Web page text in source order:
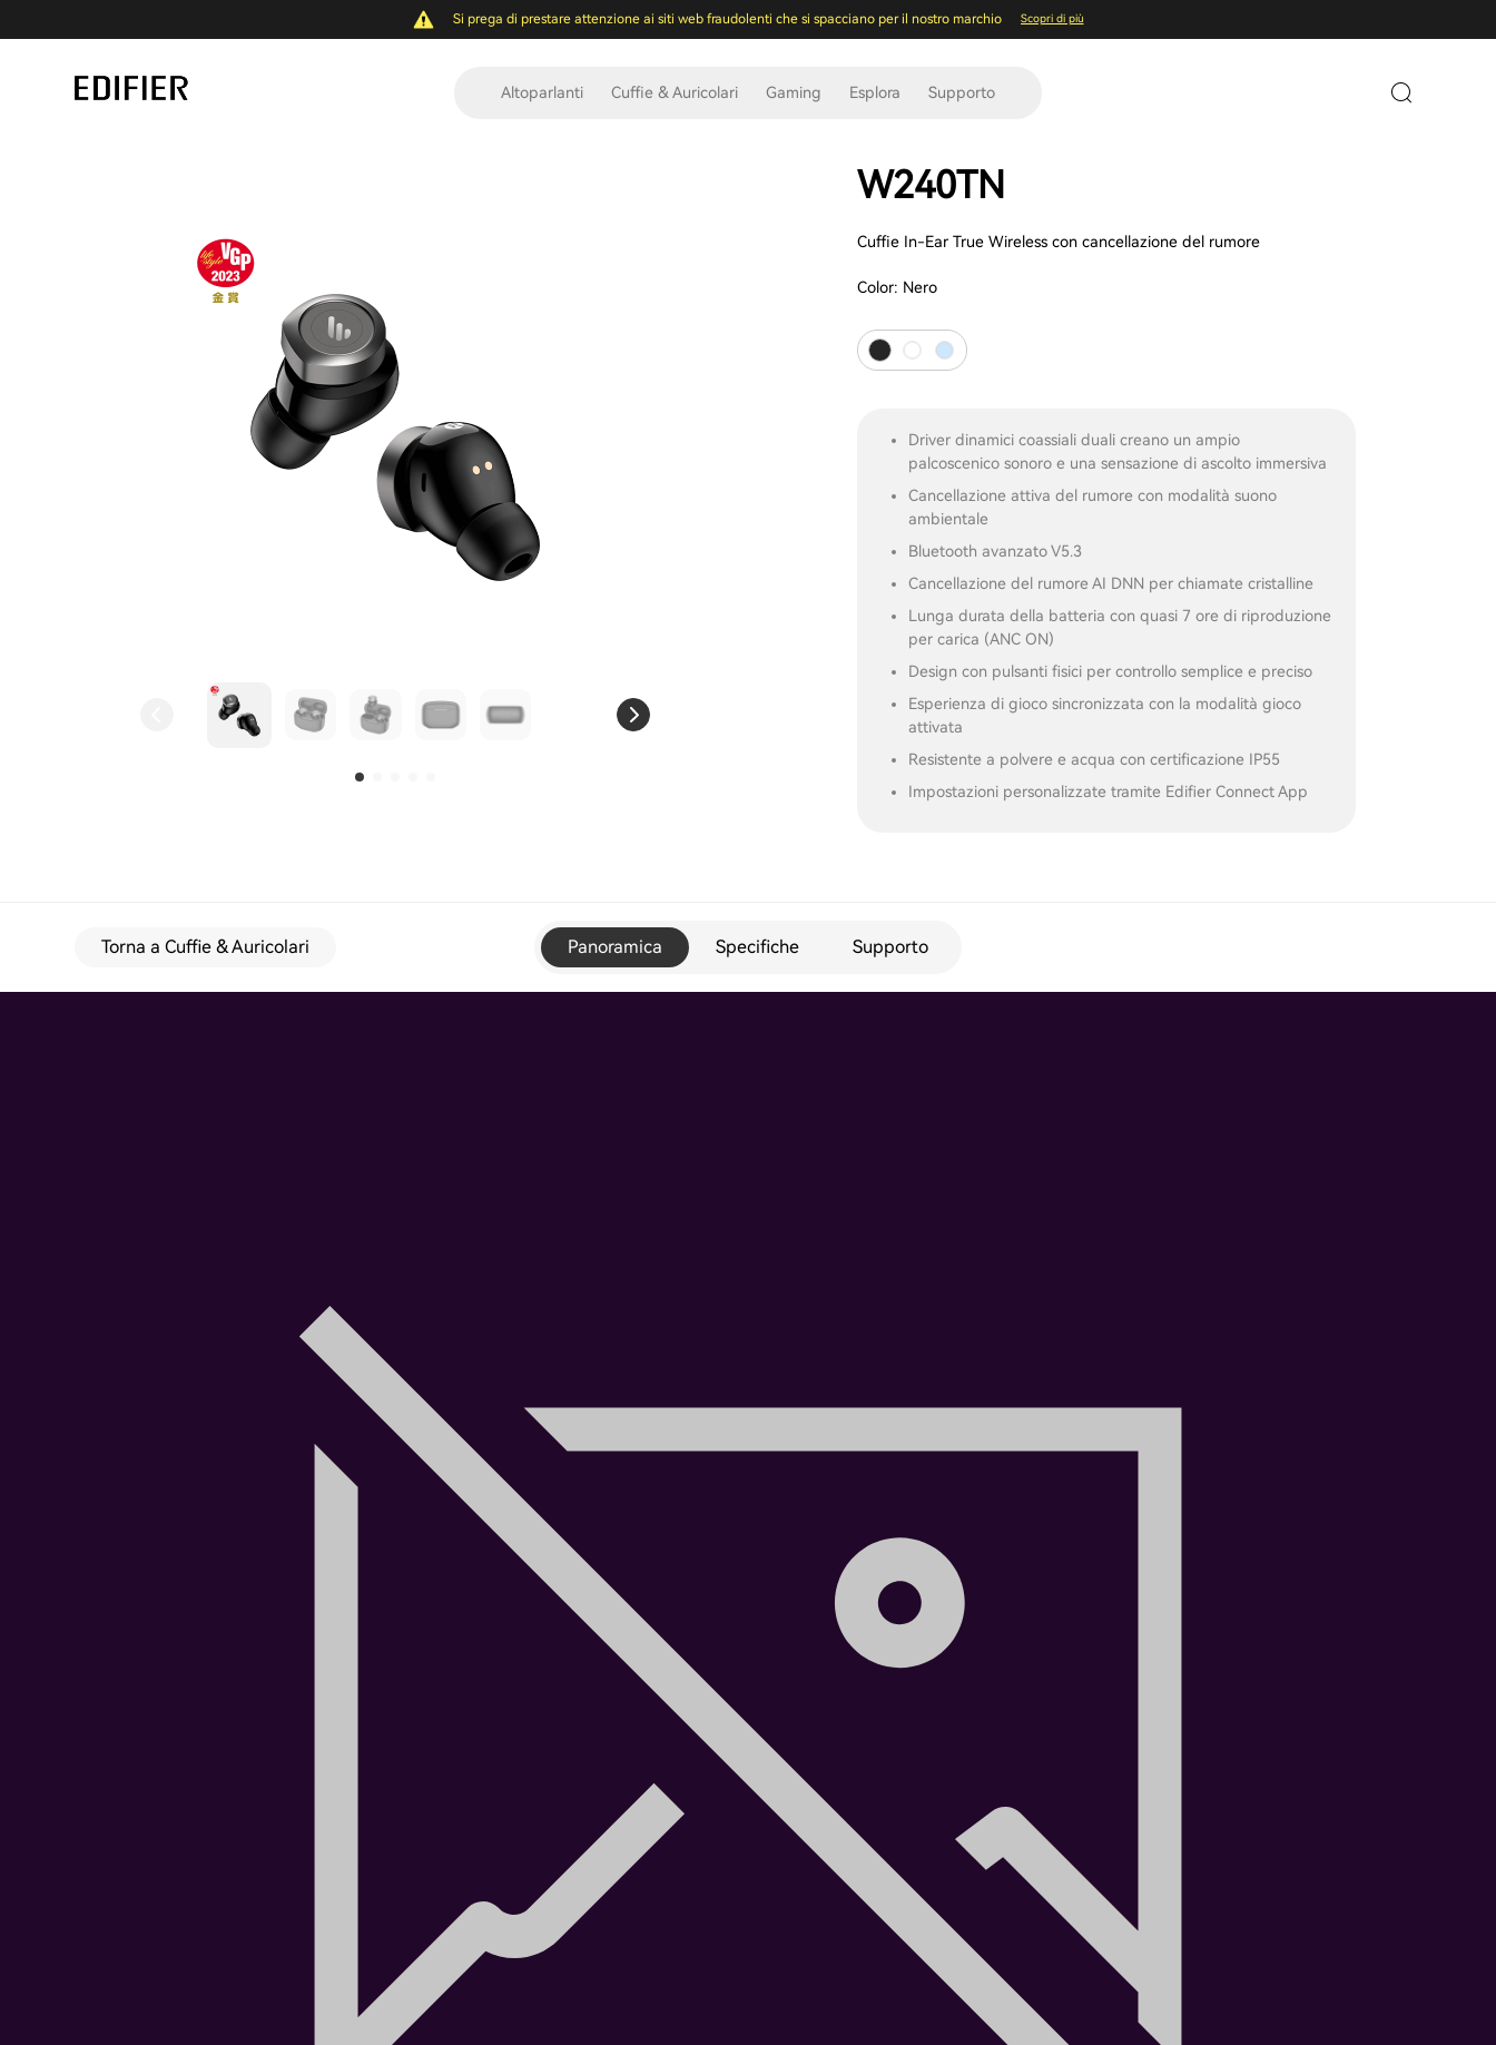
Si prega di prestare attenzione ai siti web fraudolenti che si spacciano per il nostro marchio Scopri di più
Altoparlanti Cuffie & Auricolari Gaming Esplora Supporto
W240TN
Cuffie In-Ear True Wireless con cancellazione del rumore
Color: Nero
Driver dinamici coassiali duali creano un ampio
palcoscenico sonoro e una sensazione di ascolto immersiva
Cancellazione attiva del rumore con modalità suono
ambientale
Bluetooth avanzato V5.3
Cancellazione del rumore AI DNN per chiamate cristalline
Lunga durata della batteria con quasi 7 ore di riproduzione
per carica (ANC ON)
Design con pulsanti fisici per controllo semplice e preciso
Esperienza di gioco sincronizzata con la modalità gioco
attivata
Resistente a polvere e acqua con certificazione IP55
Impostazioni personalizzate tramite Edifier Connect App
Torna a Cuffie & Auricolari Panoramica Specifiche Supporto